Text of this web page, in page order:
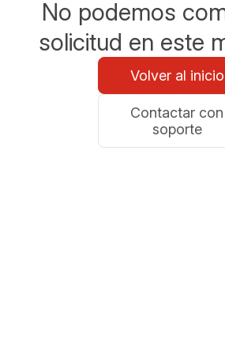
No podemos
solicitud en este
Volver al inicio
Contactar con
soporte